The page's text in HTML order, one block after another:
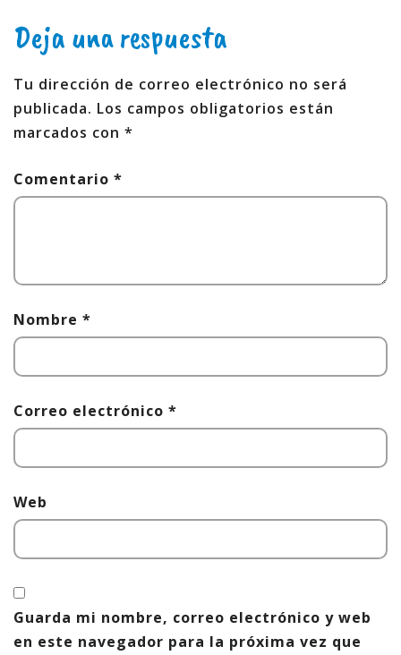
Deja una respuesta
Tu dirección de correo electrónico no será
publicada. Los campos obligatorios están
marcados con *
Comentario *
Nombre *
Correo electrónico *
Web
Guarda mi nombre, correo electrónico y web
en este navegador para la próxima vez que